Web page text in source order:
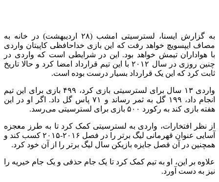
به گزارش ایسنا، لسترسیتی امشب (۲۸ اردیبهشت) در خانه به
مصاف ایپسویچ خواهد رفت که این بازی خداحافظی کاپیتان واردی
با هواداران تیمش خواهد بود. این در شرایطی است که واردی در
چنین روزی در سال ۲۰۱۲ با این تیم قرارداد امضا کرد و حالا تاریخ
ثابت کرد که این یک قرارداد بسیار درست بوده است.
واردی ۱۳ سال برای لسترسیتی بازی کرد، ۴۹۹ بازی برای این تیم
انجام داد، ۱۹۹ گل به ثمر رساند و ۷۱ پاس گل داد. اگر او در این
هفته بازی کند به رکورد ۵۰۰ بازی برای لسترسیتی می‌رسد.
از نظر افتخارات، واردی به لسترسیتی کمک کرد تا به طرز معجزه
آسایی عنوان قهرمانی لیگ برتر را در فصل ۲۰۱۶-۲۰۱۵ کسب کند و
همچنین در آن فصل جایزه بازیکن سال لیگ برتر را از آن خود کرد.
علاوه بر این، او به تیم کمک کرد تا یک جام حذفی و یک جام خیریه را
نیز به دست آورد.